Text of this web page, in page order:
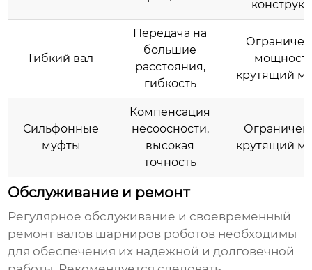
Гибкий вал
Передача на
большие
расстояния,
гибкость
крутящий
Сильфонные
муфты
Компенсация
несоосности,
высокая
точность
крутящий
Обслуживание и ремонт
Регулярное обслуживание и своевременный
ремонт валов шарниров роботов необходимы
для обеспечения их надежной и долговечной